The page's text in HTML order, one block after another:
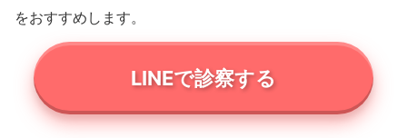
をおすすめします。
LINEで診察する